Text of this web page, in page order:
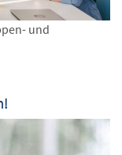
und